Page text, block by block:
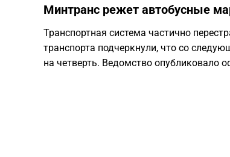
Минтранс режет автобусные
Транспортная система частично
транспорта подчеркнули, что со
на четверть. Ведомство опубликовало